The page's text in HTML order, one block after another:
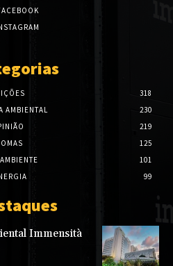
318
AMBIENTAL
230
219
125
101
99
Immensità